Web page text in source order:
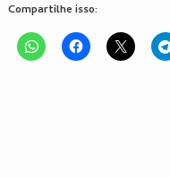
Compartilhe isso: